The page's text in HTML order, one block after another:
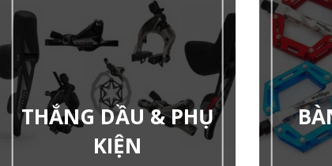
THẮNG DẦU & PHỤ
KIỆN